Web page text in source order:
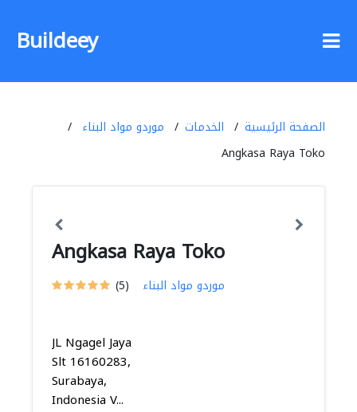
Buildeey
الصفحة الرئيسية الخدمات
موردو مواد البناء
Angkasa Raya Toko
Angkasa Raya Toko
(5) موردو مواد البناء
JL Ngagel Jaya
Slt 16160283,
Surabaya,
Indonesia V...